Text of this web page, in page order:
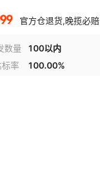
官方仓退货,晚揽必赔
数量 100以内
率
100.00%